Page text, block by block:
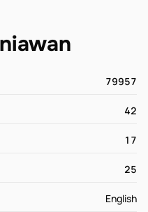
79957
42
17
25
English